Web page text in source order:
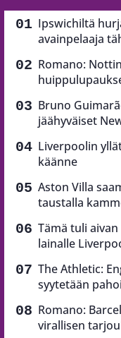
Ipswichiltä
avainpelaaja
Romano:
Bruno
jäähyväiset
Liverpoolin
käänne
Aston Villa
taustalla
Tämä tuli
lainalle
The Athletic:
syytetään
Romano:
virallisen